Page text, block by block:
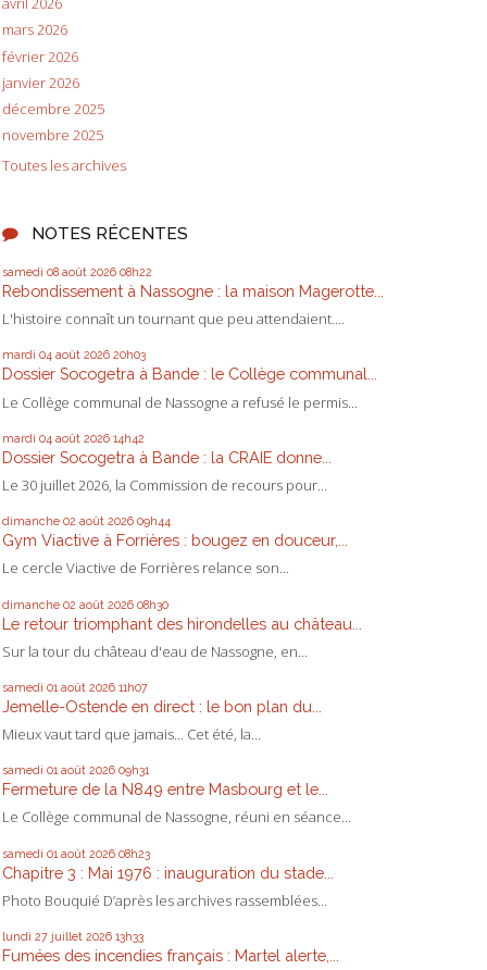
mars 2026
février 2026
janvier 2026
décembre 2025
novembre 2025
Toutes les archives
NOTES RÉCENTES
samedi 08 août 2026 08h22
Rebondissement à Nassogne : la maison Magerotte...
L'histoire connaît un tournant que peu attendaient....
mardi 04 août 2026 20h03
Dossier Socogetra à Bande : le Collège communal...
Le Collège communal de Nassogne a refusé le permis...
mardi 04 août 2026 14h42
Dossier Socogetra à Bande : la CRAIE donne...
Le 30 juillet 2026, la Commission de recours pour...
dimanche 02 août 2026 09h44
Gym Viactive à Forrières : bougez en douceur,...
Le cercle Viactive de Forrières relance son...
dimanche 02 août 2026 08h30
Le retour triomphant des hirondelles au château...
Sur la tour du château d'eau de Nassogne, en...
samedi 01 août 2026 11h07
Jemelle-Ostende en direct : le bon plan du...
Mieux vaut tard que jamais... Cet été, la...
samedi 01 août 2026 09h31
Fermeture de la N849 entre Masbourg et le...
Le Collège communal de Nassogne, réuni en séance...
samedi 01 août 2026 08h23
Chapitre 3 : Mai 1976 : inauguration du stade...
Photo Bouquié D’après les archives rassemblées...
lundi 27 juillet 2026 13h33
Fumées des incendies français : Martel alerte,...